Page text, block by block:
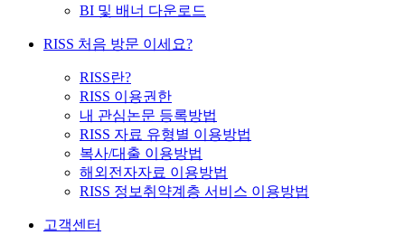
BI 및 배너 다운로드
RISS 처음 방문 이세요?
RISS란?
RISS 이용권한
내 관심논문 등록방법
RISS 자료 유형별 이용방법
복사/대출 이용방법
해외전자자료 이용방법
RISS 정보취약계층 서비스 이용방법
고객센터